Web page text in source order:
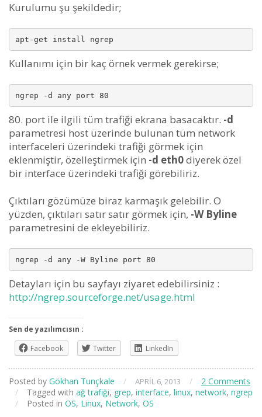
Kurulumu şu şekildedir;
Kullanımı için bir kaç örnek vermek gerekirse;
80. port ile ilgili tüm trafiği ekrana basacaktır. -d
parametresi host üzerinde bulunan tüm network
interfaceleri üzerindeki trafiği görmek için
eklenmiştir, özelleştirmek için -d eth0diyerek özel
bir interface üzerindeki trafiği görebiliriz.
Çıktıları gözümüze biraz karmaşık gelebilir. O
yüzden, çıktıları satır satır görmek için, -W Byline
parametresini de ekleyebiliriz.
Detayları için bu sayfayı ziyaret edebilirsiniz :
http://ngrep.sourceforge.net/usage.html
Sen de yazılımcısın :
Facebook
Twitter LinkedIn
Posted by Gökhan Tunçkale / APRIL 6, 2013 /
2 Comments
/
Tagged with ağ trafiği, grep, interface, linux, network, ngrep
/
Posted in OS, Linux, Network, OS